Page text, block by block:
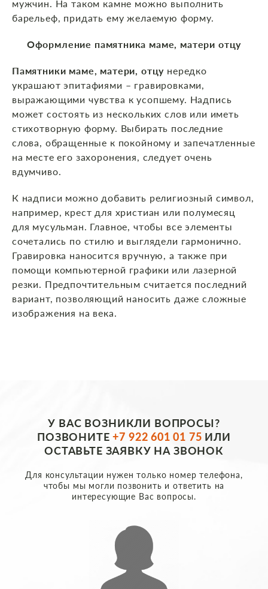
мужчин. На таком камне можно выполнить
барельеф, придать ему желаемую форму.
Оформление памятника маме, матери отцу
Памятники маме, матери, отцу нередко
украшают эпитафиями – гравировками,
выражающими чувства к усопшему. Надпись
может состоять из нескольких слов или иметь
стихотворную форму. Выбирать последние
слова, обращенные к покойному и запечатленные
на месте его захоронения, следует очень
вдумчиво.
К надписи можно добавить религиозный символ,
например, крест для христиан или полумесяц
для мусульман. Главное, чтобы все элементы
сочетались по стилю и выглядели гармонично.
Гравировка наносится вручную, а также при
помощи компьютерной графики или лазерной
резки. Предпочтительным считается последний
вариант, позволяющий наносить даже сложные
изображения на века.
У ВАС ВОЗНИКЛИ ВОПРОСЫ?
ПОЗВОНИТЕ+7 922 601 01 75 ИЛИ
ОСТАВЬТЕ ЗАЯВКУ НА ЗВОНОК
Для консультации нужен только номер телефона,
чтобы мы могли позвонить и ответить на
интересующие Вас вопросы.